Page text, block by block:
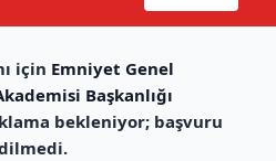
için Emniyet Genel
Başkanlığı
bekleniyor; başvuru